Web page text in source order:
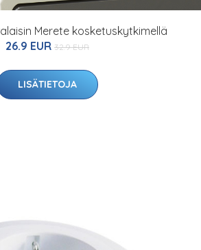
Merete kosketuskytkimellä
26.9 EUR 32.9 EUR
LISÄTIETOJA